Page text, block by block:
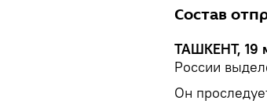
Состав
ТАШКЕНТ, 19
России
Он